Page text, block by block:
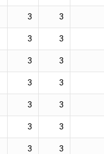
3 3
3 3
3 3
3 3
3 3
3 3
3 3